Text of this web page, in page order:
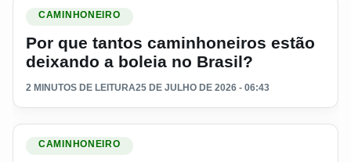
Ler materia: Por que tantos caminhoneiros estão deixando
CAMINHONEIRO
Por que tantos caminhoneiros estão
deixando a boleia no Brasil?
2 MINUTOS DE LEITURA25 DE JULHO DE 2026 - 06:43
Ler materia: Jovens sabem dirigir caminhão, mas travam na
CAMINHONEIRO